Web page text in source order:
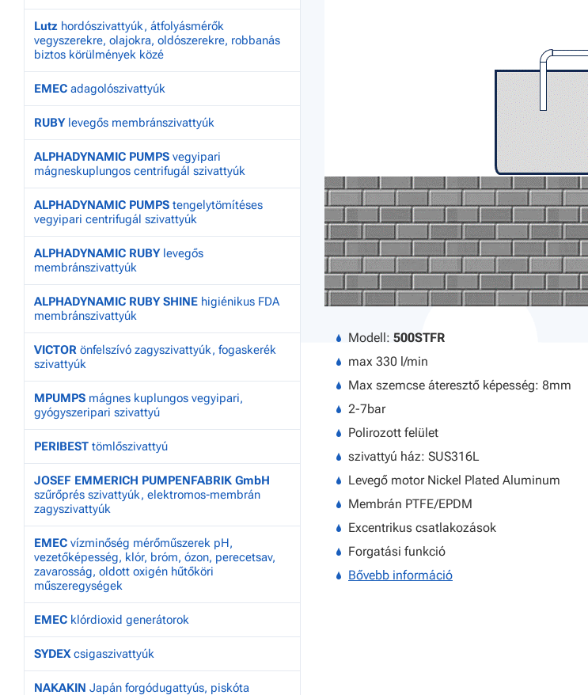
Lutz hordószivattyúk, átfolyásmérők
vegyszerekre, olajokra, oldószerekre, robbanás
biztos körülmények közé
EMEC adagolószivattyúk
RUBYlevegős membránszivattyúk
ALPHADYNAMIC PUMPS vegyipari
mágneskuplungos centrifugál szivattyúk
ALPHADYNAMIC PUMPS tengelytömítéses
vegyipari centrifugál szivattyúk
ALPHADYNAMIC RUBYlevegős
membránszivattyúk
ALPHADYNAMIC RUBY SHINE higiénikus FDA
membránszivattyúk
VICTOR önfelszívó zagyszivattyúk, fogaskerék
szivattyúk
MPUMPS mágnes kuplungos vegyipari,
gyógyszeripari szivattyú
PERIBEST tömlőszivattyú
JOSEF EMMERICH PUMPENFABRIK GmbH
szűrőprés szivattyúk, elektromos-membrán
zagyszivattyúk
EMEC vízminőség mérőműszerek pH,
vezetőképesség, klór, bróm, ózon, perecetsav,
zavarosság, oldott oxigén hűtőköri
műszeregységek
EMEC klórdioxid generátorok
SYDEXcsigaszivattyúk
NAKAKIN Japán forgódugattyús, piskóta
Modell: 500STFR
max 330 l/min
Max szemcse áteresztő képesség: 8mm
2-7bar
Polirozott felület
szivattyú ház: SUS316L
Levegő motor Nickel Plated Aluminum
Membrán PTFE/EPDM
Excentrikus csatlakozások
Forgatási funkció
Bővebb információ